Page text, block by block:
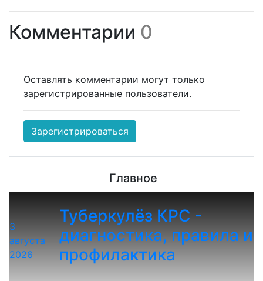
Комментарии 0
Оставлять комментарии могут только
зарегистрированные пользователи.
Зарегистрироваться
Главное
3
августа
2026
Туберкулёз КРС -
диагностика, правила и
профилактика